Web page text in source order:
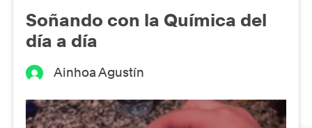
Soñando con la Química del
día a día
Ainhoa Agustín